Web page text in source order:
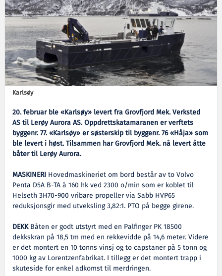
Karlsøy
20. februar ble «Karlsøy» levert fra Grovfjord Mek. Verksted
AS til Lerøy Aurora AS. Oppdrettskatamaranen er verftets
byggenr. 77. «Karlsøy» er søsterskip til byggenr. 76 «Håja» som
ble levert i høst. Tilsammen har Grovfjord Mek. nå levert åtte
båter til Lerøy Aurora.
MASKINERI Hovedmaskineriet om bord består av to Volvo
Penta D5A B-TA á 160 hk ved 2300 o/min som er koblet til
Helseth 3H70-900 vribare propeller via Sabb HVP65
reduksjonsgir med utveksling 3,82:1. PTO på begge girene.
DEKKBåten er godt utstyrt med en Palfinger PK 18500
dekkskran på 18,5 tm med en rekkevidde på 14,6 meter. Videre
er det montert en 10 tonns vinsj og to capstaner på 5 tonn og
1000 kg av Lorentzenfabrikat. I tillegg er det montert trapp i
skuteside for enkel adkomst til merdringen.